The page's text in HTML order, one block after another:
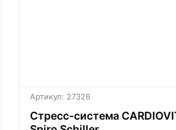
Артикул: 27326
Стресс-система